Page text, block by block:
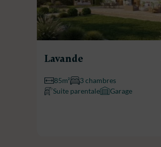
Lavande
85m²
3 chambres
Suite parentale
Garage